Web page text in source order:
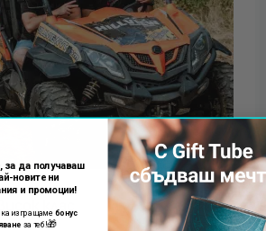
клас
за да получаваш
новите ни
и промоции!
изпращаме бонус
за теб!🎁